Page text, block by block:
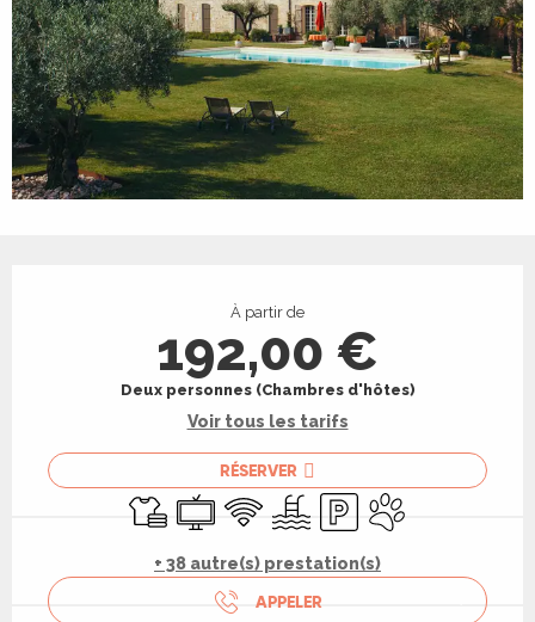
À partir de
192,00 €
Deux personnes (Chambres d'hôtes)
Voir tous les tarifs
RÉSERVER
Draps et linge
Télévision
WiFi PiscineParkingAnimaux acceptés
+ 38 autre(s) prestation(s)
APPELER